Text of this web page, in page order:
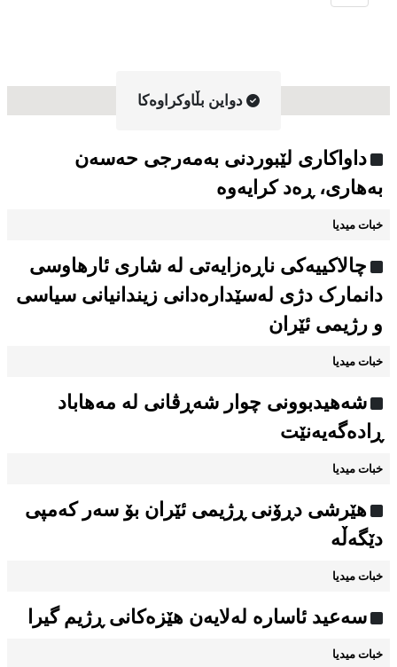
دواین بڵاوکراوه‌کا
داواکاری لێبوردنی بەمەرجی حەسەن
بەهاری، ڕەد کرایەوە
خبات میدیا
چالاکییەکی ناڕەزایەتی لە شاری ئارهاوسی
دانمارک دژی لەسێدارەدانی زیندانیانی سیاسی
و رژیمی ئێران
خبات میدیا
شەهیدبوونی چوار شەڕڤانی لە مەهاباد
ڕادەگەیەنێت
خبات میدیا
هێرشی دڕۆنی ڕژیمی ئێران بۆ سەر کەمپی
دێگەڵە
خبات میدیا
سەعید ئاسارە لەلایەن هێزەکانی ڕژیم گیرا
خبات میدیا